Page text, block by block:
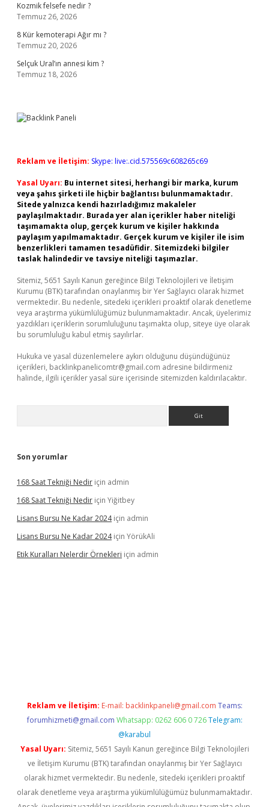
Kozmik felsefe nedir ?
Temmuz 26, 2026
8 Kür kemoterapi Ağır mı ?
Temmuz 20, 2026
Selçuk Ural’ın annesi kim ?
Temmuz 18, 2026
Reklam ve İletişim: Skype: live:.cid.575569c608265c69
Yasal Uyarı: Bu internet sitesi, herhangi bir marka, kurum
veya şahıs şirketi ile hiçbir bağlantısı bulunmamaktadır.
Sitede yalnızca kendi hazırladığımız makaleler
paylaşılmaktadır. Burada yer alan içerikler haber niteliği
taşımamakta olup, gerçek kurum ve kişiler hakkında
paylaşım yapılmamaktadır. Gerçek kurum ve kişiler ile isim
benzerlikleri tamamen tesadüfidir. Sitemizdeki bilgiler
taslak halindedir ve tavsiye niteliği taşımazlar.
Sitemiz, 5651 Sayılı Kanun gereğince Bilgi Teknolojileri ve İletişim
Kurumu (BTK) tarafından onaylanmış bir Yer Sağlayıcı olarak hizmet
vermektedir. Bu nedenle, sitedeki içerikleri proaktif olarak denetleme
veya araştırma yükümlülüğümüz bulunmamaktadır. Ancak, üyelerimiz
yazdıkları içeriklerin sorumluluğunu taşımakta olup, siteye üye olarak
bu sorumluluğu kabul etmiş sayılırlar.
Hukuka ve yasal düzenlemelere aykırı olduğunu düşündüğünüz
içerikleri, backlinkpanelicomtr@gmail.com adresine bildirmeniz
halinde, ilgili içerikler yasal süre içerisinde sitemizden kaldırılacaktır.
Son yorumlar
168 Saat Tekniği Nedir için admin
168 Saat Tekniği Nedir için Yiğitbey
Lisans Bursu Ne Kadar 2024için admin
Lisans Bursu Ne Kadar 2024için YörükAli
Etik Kuralları Nelerdir Örnekleri için admin
Reklam ve İletişim: E-mail: backlinkpaneli@gmail.com Teams:
forumhizmeti@gmail.com Whatsapp: 0262 606 0 726 Telegram:
@karabul
Yasal Uyarı: Sitemiz, 5651 Sayılı Kanun gereğince Bilgi Teknolojileri
ve İletişim Kurumu (BTK) tarafından onaylanmış bir Yer Sağlayıcı
olarak hizmet vermektedir. Bu nedenle, sitedeki içerikleri proaktif
olarak denetleme veya araştırma yükümlülüğümüz bulunmamaktadır.